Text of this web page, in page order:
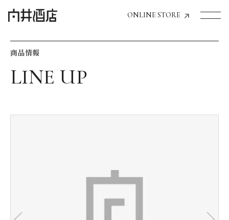
ONLINE STORE
飲食店経営のお客様
お気に入り機能の活用方法
商品情報